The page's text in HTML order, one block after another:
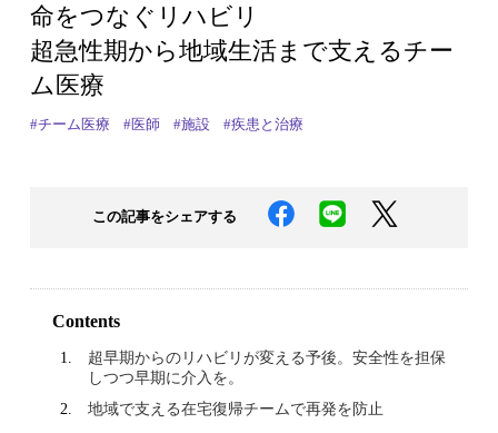
命をつなぐリハビリ
超急性期から地域生活まで支えるチー
ム医療
#チーム医療 #医師 #施設 #疾患と治療
この記事をシェアする
Contents
超早期からのリハビリが変える予後。安全性を担保
しつつ早期に介入を。
地域で支える在宅復帰チームで再発を防止